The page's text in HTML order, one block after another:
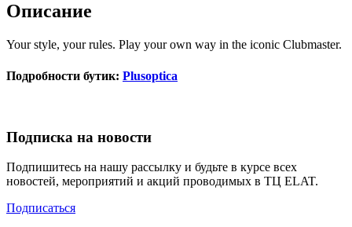
Описание
Your style, your rules. Play your own way in the iconic Clubmaster.
Подробности бутик: Plusoptica
Подписка на новости
Подпишитесь на нашу рассылку и будьте в курсе всех
новостей, мероприятий и акций проводимых в ТЦ ELAT.
Подписаться